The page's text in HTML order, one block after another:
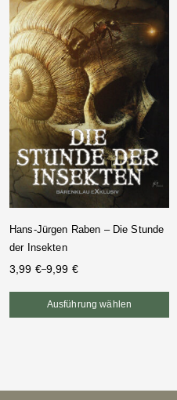
Hans-Jürgen Raben – Die Stunde
der Insekten
3,99 €–9,99 €
Ausführung wählen